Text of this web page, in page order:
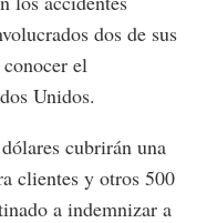
dos de sus
el
Unidos.
cubrirán una
clientes y otros 500
a indemnizar a